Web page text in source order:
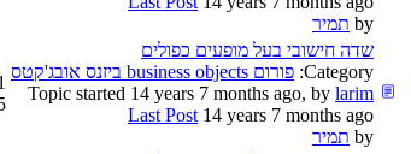
by תמיר
שדה חישובי בעל מופעים כפולים
Category: פורום business objects ביזנס אובג'קטס
Topic started 14 years 7 months ago, by larim
Last Post 14 years 7 months ago
by תמיר